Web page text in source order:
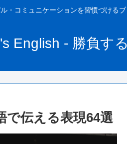
・コミュニケーションを習慣づける
English - 勝負す
で伝える表現64選